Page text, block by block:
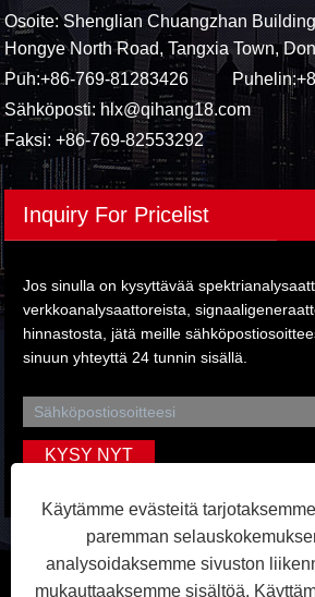
Osoite: Shenglian Chuangzhan
Hongye North Road, Tangxia Town,
Puh:+86-769-81283426 Puhelin:
Sähköposti:hlx@qihang18.com
Faksi: +86-769-82553292
Inquiry For Pricelist
Jos sinulla on kysyttävää
verkkoanalysaattoreista,
hinnastosta, jätä meille
sinuun yhteyttä 24 tunnin sisällä.
Copyright © 2023 Dongguan Qihang
Käytämme evästeitä
paremman
analysoidaksemme sivuston
mukauttaaksemme sisältöä.